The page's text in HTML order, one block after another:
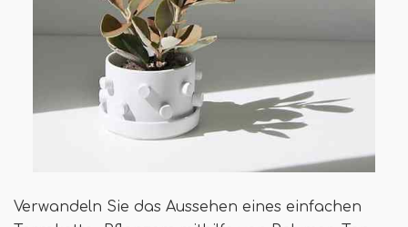
Verwandeln Sie das Aussehen eines einfachen